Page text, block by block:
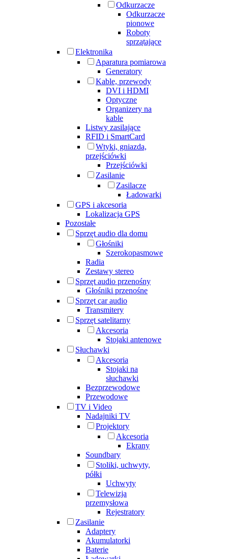
Odkurzacze
Odkurzacze
pionowe
Roboty
sprzątające
Elektronika
Aparatura pomiarowa
Generatory
Kable, przewody
DVI i HDMI
Optyczne
Organizery na
kable
Listwy zasilające
RFID i SmartCard
Wtyki, gniazda,
przejściówki
Przejściówki
Zasilanie
Zasilacze
Ładowarki
GPS i akcesoria
Lokalizacja GPS
Pozostałe
Sprzęt audio dla domu
Głośniki
Szerokopasmowe
Radia
Zestawy stereo
Sprzęt audio przenośny
Głośniki przenośne
Sprzęt car audio
Transmitery
Sprzęt satelitarny
Akcesoria
Stojaki antenowe
Słuchawki
Akcesoria
Stojaki na
słuchawki
Bezprzewodowe
Przewodowe
TV i Video
Nadajniki TV
Projektory
Akcesoria
Ekrany
Soundbary
Stoliki, uchwyty,
półki
Uchwyty
Telewizja
przemysłowa
Rejestratory
Zasilanie
Adaptery
Akumulatorki
Baterie